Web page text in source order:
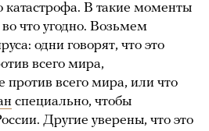
катастрофа. В такие моменты
что угодно. Возьмем
одни говорят, что это
всего мира,
против всего мира, или что
специально, чтобы
Другие уверены, что это